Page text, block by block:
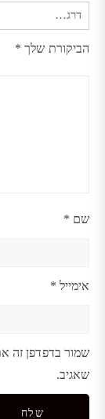
הביקורת שלך *
שם *
אימייל *
שמור בדפדפן זה
שאגיב.